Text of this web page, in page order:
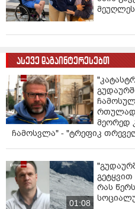
ასევე დაგაინტერესებთ
რთულად
მეორედ
ჩამოსვლა" - "ტრეფიკ
01:08
რას